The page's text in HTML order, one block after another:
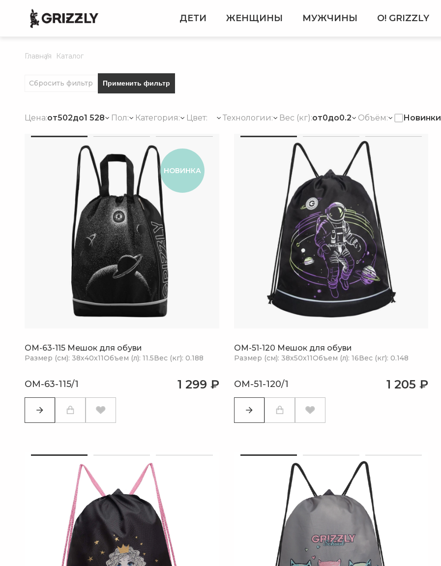
ДЕТИ ЖЕНЩИНЫ МУЖЧИНЫ О! GRIZZLY
Главная Каталог
Сбросить фильтр Применить фильтр
Цена:от502до1 528 Пол: Категория: Цвет: Технологии: Вес (кг):от0до0.2 Объём: Новинки
НОВИНКА
OM-63-115 Мешок для обуви
Размер (см): 38х40х11Объем (л): 11.5Вес (кг): 0.188
OM-63-115/1 1 299 ₽
OM-51-120 Мешок для обуви
Размер (см): 38х50х11Объем (л): 16Вес (кг): 0.148
OM-51-120/1 1 205 ₽